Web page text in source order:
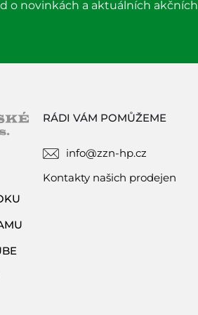
o novinkách a aktuálních akčních
RÁDI VÁM POMŮŽEME
info@zzn-hp.cz
Kontakty našich prodejen